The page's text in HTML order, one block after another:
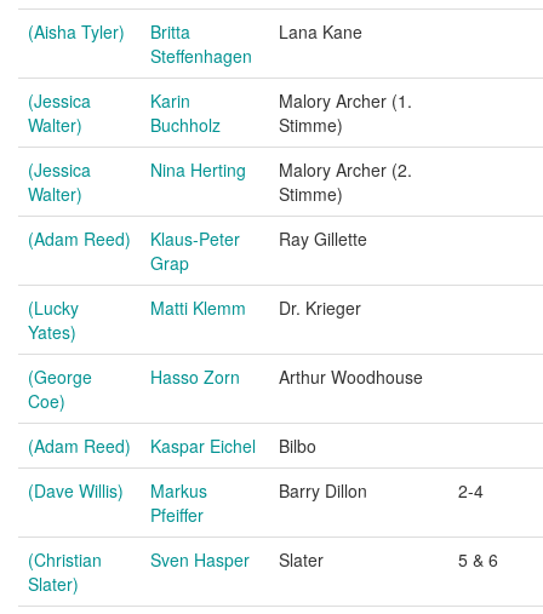
(Aisha Tyler)
Britta
Steffenhagen
Lana Kane
(Jessica
Walter)
Karin
Buchholz
Malory Archer (1.
Stimme)
(Jessica
Walter)
Nina Herting
Malory Archer (2.
Stimme)
(Adam Reed)
Klaus-Peter
Grap
Ray Gillette
(Lucky
Yates)
Matti Klemm Dr. Krieger
(George
Coe)
Hasso Zorn Arthur Woodhouse
(Adam Reed) Kaspar Eichel
Bilbo
(Dave Willis)
Markus
Pfeiffer
Barry Dillon 2-4
(Christian
Slater)
Sven Hasper Slater 5 & 6